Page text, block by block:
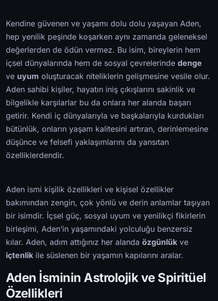
Kendine güvenen ve yaşamı dolu dolu yaşayan Aden,
hep yenilik peşinde koşarken aynı zamanda geleneksel
değerlerden de ödün vermez. Bu isim, bireylerin hem
içsel dünyalarında hem de sosyal çevrelerinde denge
ve uyum oluşturacak niteliklerin gelişmesine vesile olur.
Aden sahibi kişiler, hayatın iniş çıkışlarını sakinlik ve
bilgelikle karşılarlar bu da onlara her alanda başarı
getirir. Kendi iç dünyalarıyla ve başkalarıyla kurdukları
bütünlük, onların yaşam kalitesini artıran, derinlemesine
düşünce ve felsefi yaklaşımlarını da yansıtan
özelliklerdendir.
Aden ismi kişilik özellikleri ve kişisel özellikler
bakımından zengin, çok yönlü ve derin anlamlar taşıyan
bir isimdir. İçsel güç, sosyal uyum ve yenilikçi fikirlerin
birleşimi, Aden’in yaşamındaki yolculuğu benzersiz
kılar. Aden, adım attığınız her alanda özgünlük ve
içtenlik ile süslenen bir yaşamın kapılarını aralar.
Aden İsminin Astrolojik ve Spiritüel
Özellikleri